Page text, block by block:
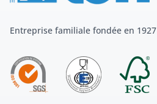
Entreprise familiale fondée en 1927